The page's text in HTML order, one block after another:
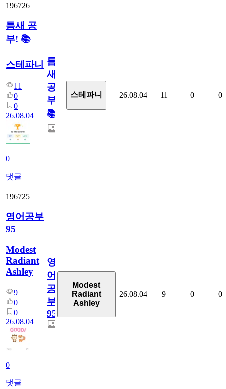
196726
틈새 공
부! 📚
스테파니
11
0
0
26.08.04
0
댓글
틈
새
공
부!
📚
스테파니 26.08.04 11 0 0
196725
영어공부
95
Modest
Radiant
Ashley
9
0
0
26.08.04
0
댓글
영
어
공
부
95
Modest
Radiant
Ashley
26.08.04 9 0 0